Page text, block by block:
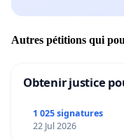
Autres pétitions qui
Obtenir justice
1 025 signatures
22 Jul 2026